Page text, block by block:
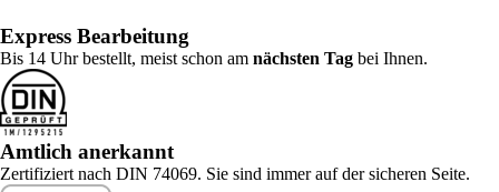
Express Bearbeitung
Bis 14 Uhr bestellt, meist schon am nächsten Tag bei Ihnen.
Amtlich anerkannt
Zertifiziert nach DIN 74069. Sie sind immer auf der sicheren Seite.